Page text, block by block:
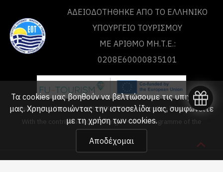
ΑΔΕΙΟΔΟΤΗΘΗΚΕ ΑΠΟ ΤO ΕΛΛΗΝΙΚΟ
ΥΠΟΥΡΓΕΙΟ ΤΟΥΡΙΣΜΟΥ
ΜΕ ΑΡΙΘΜΟ ΜΗ.Τ.Ε.:
0208Ε60000835101
Supported through the FU-TOURISM Acceleration Programme
With the contribution of the Single Market Programme of the
European Union
Τα cookies μας βοηθούν να βελτιώσουμε τις υπηρεσίες
μας. Χρησιμοποιώντας την ιστοσελίδα μας, συμφωνείτε
με τηχρήση των cookies.
Αποδέχομαι